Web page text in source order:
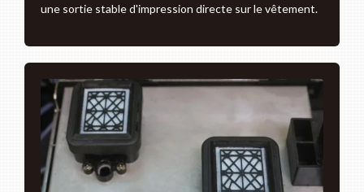
une sortie stable d'impression directe sur le vêtement.